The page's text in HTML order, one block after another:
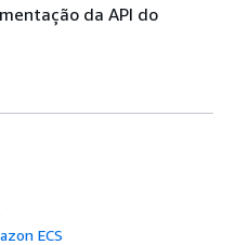
da API do
ECS